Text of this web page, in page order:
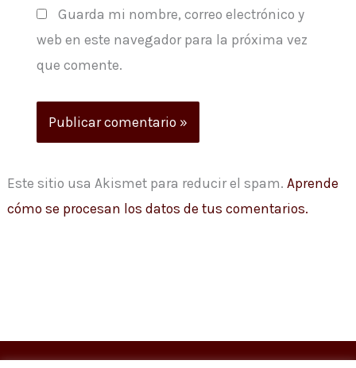
Guarda mi nombre, correo electrónico y
web en este navegador para la próxima vez
que comente.
Este sitio usa Akismet para reducir el spam. Aprende
cómo se procesan los datos de tus comentarios.